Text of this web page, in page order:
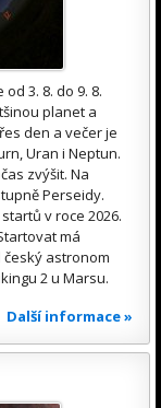
3. 8. do 9. 8.
planet a
den a večer je
Uran i Neptun.
zvýšit. Na
Perseidy.
v roce 2026.
má
český astronom
2 u Marsu.
Další informace »